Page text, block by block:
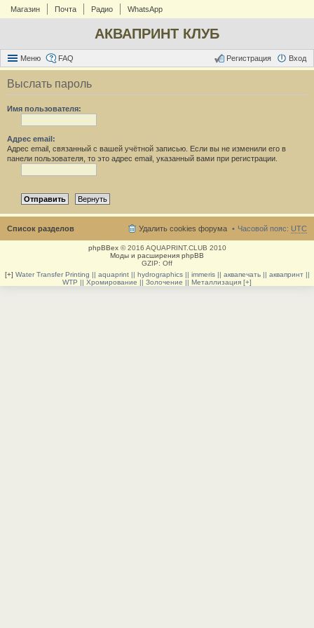
Магазин Почта Радио WhatsApp
АКВАПРИНТ КЛУБ
Меню FAQ Вход
Регистрация
Выслать пароль
Имя пользователя:
Адрес email:
Адрес email, связанный с вашей учётной записью. Если вы не изменили его в
панели пользователя, то это адрес email, указанный вами при регистрации.
Список разделов Часовой пояс: UTC
Удалить cookies форума
phpBBex© 2016 AQUAPRINT.CLUB 2010
Моды и расширения phpBB
GZIP: Off
[+] Water Transfer Printing || aquaprint || hydrographics || immeris || аквапечать || аквапринт ||
WTP || Хромирование || Золочение || Металлизация [+]